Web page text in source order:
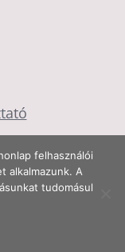
felhasználói
alkalmazunk. A
tudomásul